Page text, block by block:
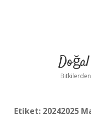
Etiket: 20242025